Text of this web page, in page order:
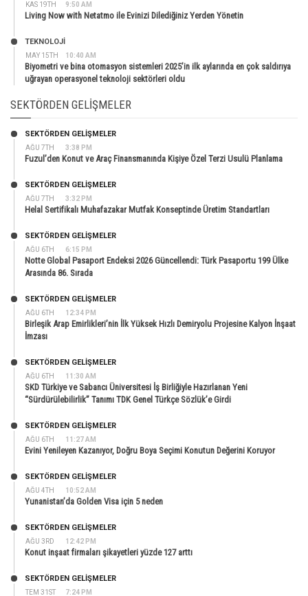
KAS 19TH 9:50 AM
Living Now with Netatmo ile Evinizi Dilediğiniz Yerden Yönetin
MAY 15TH 10:40 AM
TEKNOLOJİ
Biyometri ve bina otomasyon sistemleri 2025’in ilk aylarında en çok saldırıya
uğrayan operasyonel teknoloji sektörleri oldu
SEKTÖRDEN GELIŞMELER
AĞU 7TH 3:38 PM
SEKTÖRDEN GELIŞMELER
Fuzul’den Konut ve Araç Finansmanında Kişiye Özel Terzi Usulü Planlama
AĞU 7TH 3:32 PM
SEKTÖRDEN GELIŞMELER
Helal Sertifikalı Muhafazakar Mutfak Konseptinde Üretim Standartları
AĞU 6TH 6:15 PM
SEKTÖRDEN GELIŞMELER
Notte Global Pasaport Endeksi 2026 Güncellendi: Türk Pasaportu 199 Ülke
Arasında 86. Sırada
AĞU 6TH 12:34 PM
SEKTÖRDEN GELIŞMELER
Birleşik Arap Emirlikleri’nin İlk Yüksek Hızlı Demiryolu Projesine Kalyon İnşaat
İmzası
AĞU 6TH 11:30 AM
SEKTÖRDEN GELIŞMELER
SKD Türkiye ve Sabancı Üniversitesi İş Birliğiyle Hazırlanan Yeni
“Sürdürülebilirlik” Tanımı TDK Genel Türkçe Sözlük’e Girdi
AĞU 6TH 11:27 AM
SEKTÖRDEN GELIŞMELER
Evini Yenileyen Kazanıyor, Doğru Boya Seçimi Konutun Değerini Koruyor
AĞU 4TH 10:52 AM
SEKTÖRDEN GELIŞMELER
Yunanistan’da Golden Visa için 5 neden
AĞU 3RD 12:42 PM
SEKTÖRDEN GELIŞMELER
Konut inşaat firmaları şikayetleri yüzde 127 arttı
TEM 31ST 7:24 PM
SEKTÖRDEN GELIŞMELER